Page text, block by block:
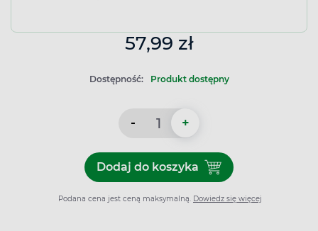
57,99 zł
Dostępność: Produkt dostępny
- +
Dodaj do koszykaDodaj do koszyka
Podana cena jest ceną maksymalną. Dowiedz się więcej